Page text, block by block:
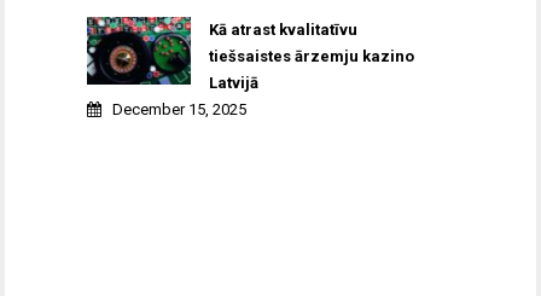
Kā atrast kvalitatīvu
tiešsaistes ārzemju kazino
Latvijā
December 15, 2025